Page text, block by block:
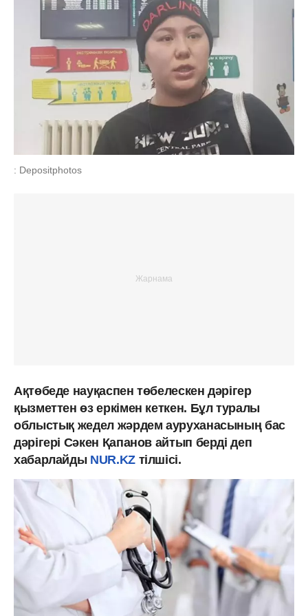
: Depositphotos
Ақтөбеде науқаспен төбелескен дәрігер
қызметтен өз еркімен кеткен. Бұл туралы
облыстық жедел жәрдем ауруханасының бас
дәрігері Сәкен Қапанов айтып берді деп
хабарлайды NUR.KZтілшісі.